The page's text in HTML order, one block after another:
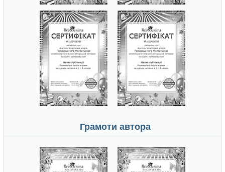
Грамоти автора